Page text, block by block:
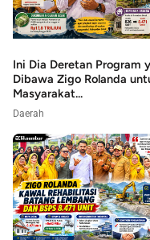
Ini Dia Deretan Program
Dibawa Zigo Rolanda
Masyarakat...
Daerah